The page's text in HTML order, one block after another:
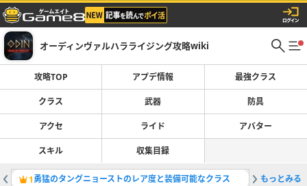
オーディンヴァルハラライジング攻略wiki
攻略TOP アプデ情報 最強クラス
クラス 武器 防具
アクセ ライド アバター
スキル 収集目録
1勇猛のタングニョーストのレア度と装備可能なクラス もっとみる